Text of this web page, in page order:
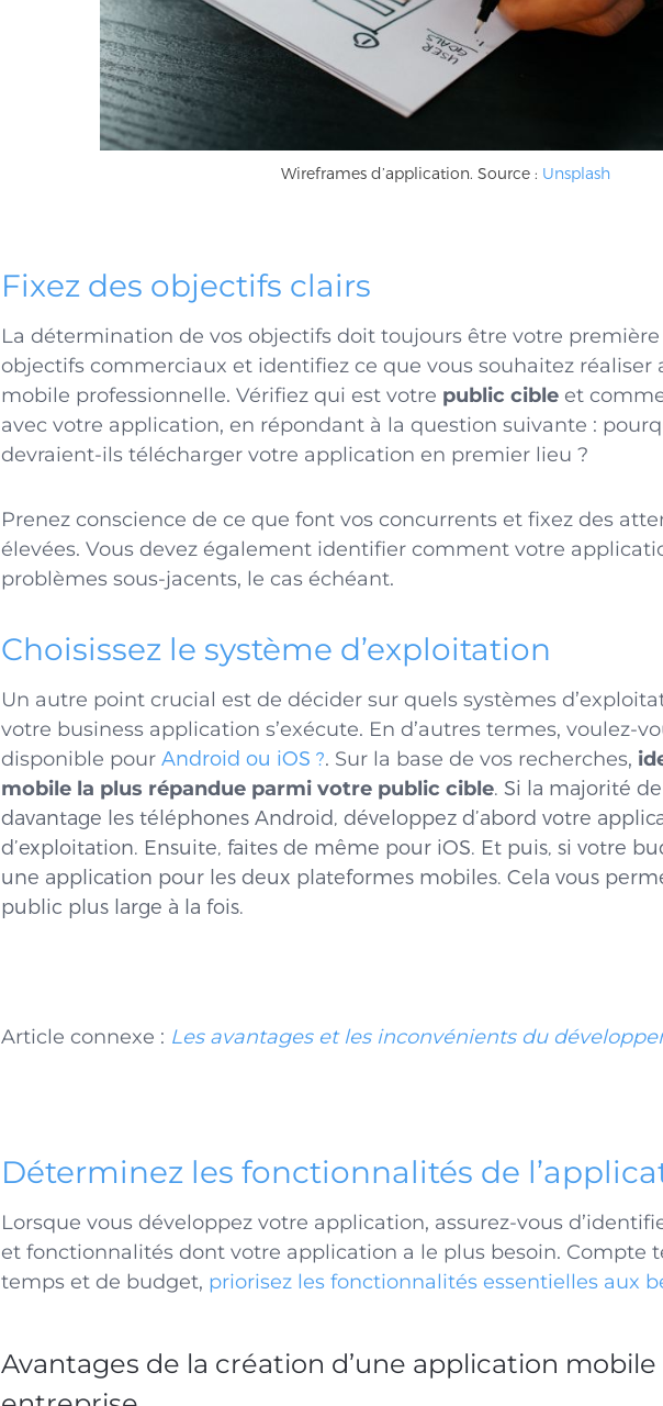
Wireframes d’application. Source : Unsplash
Fixez des objectifs clairs
La détermination de vos objectifs doit toujours être votre première
objectifs commerciaux et identifiez ce que vous souhaitez réaliser
mobile professionnelle. Vérifiez qui est votre public cible et
avec votre application, en répondant à la question suivante :
devraient-ils télécharger votre application en premier lieu ?
Prenez conscience de ce que font vos concurrents et fixez des
élevées. Vous devez également identifier comment votre
problèmes sous-jacents, le cas échéant.
Choisissez le système d’exploitation
Un autre point crucial est de décider sur quels systèmes
votre business application s’exécute. En d’autres termes, voulez-
disponible pour Android ou iOS ?. Sur la base de vos recherches,
mobile la plus répandue parmi votre public cible. Si la majorité
davantage les téléphones Android, développez d’abord votre
d’exploitation. Ensuite, faites de même pour iOS. Et puis, si votre
une application pour les deux plateformes mobiles. Cela vous
public plus large à la fois.
Article connexe : Les avantages et les inconvénients du
Déterminez les fonctionnalités de
Lorsque vous développez votre application, assurez-vous
et fonctionnalités dont votre application a le plus besoin. Compte
temps et de budget, priorisez les fonctionnalités essentielles aux
Avantages de la création d’une application